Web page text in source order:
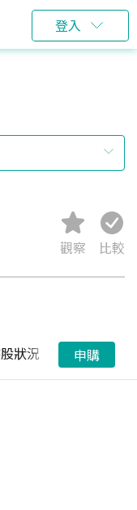
登入
觀察 比較
狀況 配息狀況
申購